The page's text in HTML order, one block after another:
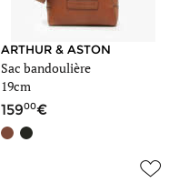
ARTHUR & ASTON
Sac bandoulière
19cm
15900